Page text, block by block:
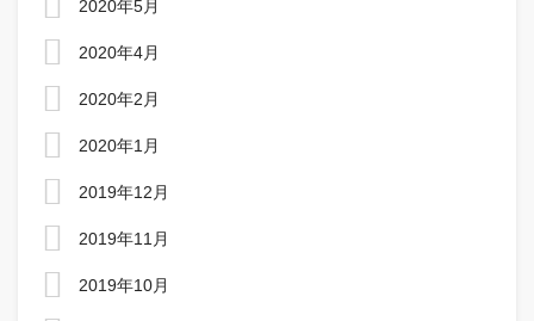
2020年5月
2020年4月
2020年2月
2020年1月
2019年12月
2019年11月
2019年10月